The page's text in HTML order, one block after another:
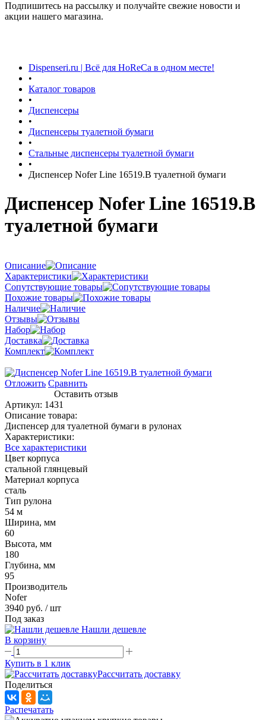
Подпишитесь на рассылку и получайте свежие новости и
акции нашего магазина.
Dispenseri.ru | Всё для HoReCa в одном месте!
•
Каталог товаров
•
Диспенсеры
•
Диспенсеры туалетной бумаги
•
Стальные диспенсеры туалетной бумаги
•
Диспенсер Nofer Line 16519.B туалетной бумаги
Диспенсер Nofer Line 16519.B
туалетной бумаги
Описание
Характеристики
Сопутствующие товары
Похожие товары
Наличие
Отзывы
Набор
Доставка
Комплект
Отложить Сравнить
Оставить отзыв
Артикул: 1431
Описание товара:
Диспенсер для туалетной бумаги в рулонах
Характеристики:
Все характеристики
Цвет корпуса
стальной глянцевый
Материал корпуса
сталь
Тип рулона
54 м
Ширина, мм
60
Высота, мм
180
Глубина, мм
95
Производитель
Nofer
3940 руб. / шт
Под заказ
Нашли дешевле
В корзину
Купить в 1 клик
Рассчитать доставку
Поделиться
Распечатать